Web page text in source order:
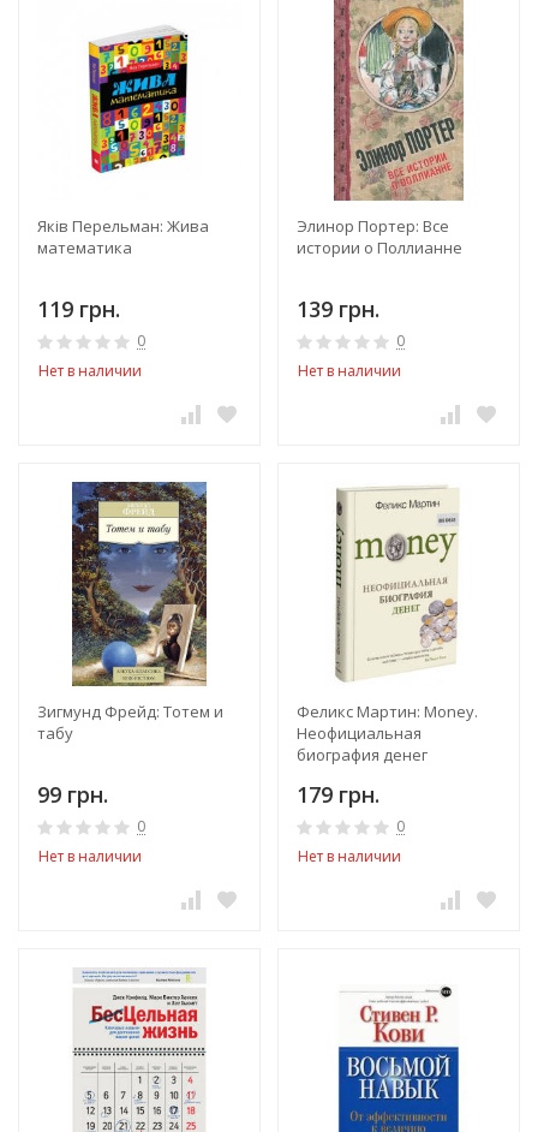
Яків Перельман: Жива
математика
119 грн.
0
Нет в наличии
Элинор Портер: Все
истории о Поллианне
139 грн.
0
Нет в наличии
Зигмунд Фрейд: Тотем и
табу
99 грн.
0
Нет в наличии
Феликс Мартин: Money.
Неофициальная
биография денег
179 грн.
0
Нет в наличии